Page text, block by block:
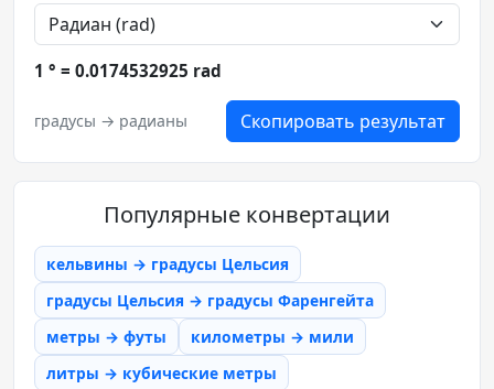
1 ° = 0.0174532925 rad
градусы → радианы Скопировать результат
Популярные конвертации
кельвины → градусы Цельсия
градусы Цельсия → градусы Фаренгейта
метры → футы
километры → мили
литры → кубические метры